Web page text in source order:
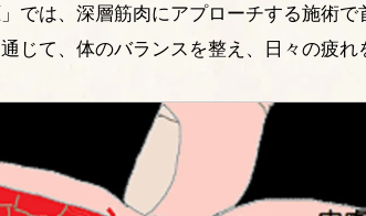
では、深層筋肉にアプローチする施術
じて、体のバランスを整え、日々の疲れ